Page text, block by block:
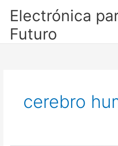
Electrónica
Futuro
cerebro